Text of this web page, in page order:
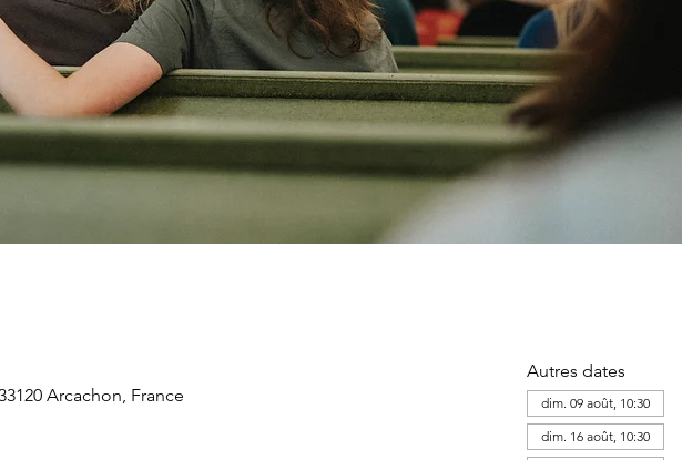
Arcachon, France
Autres dates
dim. 09 août, 10:30
dim. 16 août, 10:30